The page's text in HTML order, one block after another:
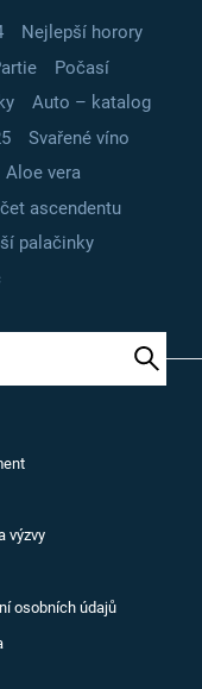
Nejlepší horory
Počasí
Auto – katalog
Svařené víno
Aloe vera
ascendentu
palačinky
výzvy
osobních údajů